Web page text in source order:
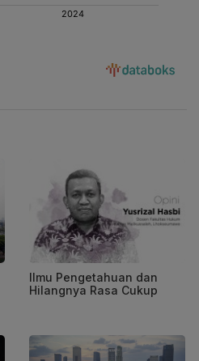
Ilmu Pengetahuan dan
Hilangnya Rasa Cukup